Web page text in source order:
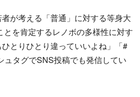
が考える「普通」に対する等身大
とを肯定するレノボの多様性に対す
とりひとり違っていいよね」「#
ュタグでSNS投稿でも発信してい